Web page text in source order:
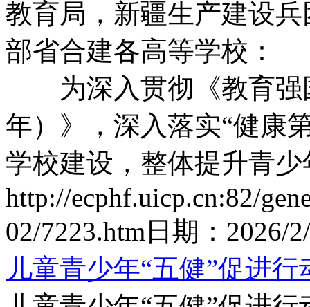
教育局，新疆生产建设
部省合建各高等学校：
为深入贯彻《教育强
年）》，深入落实“健康
学校建设，整体提升青
http://ecphf.uicp.cn:82/
02/7223.htm 日期： 2026/
儿童青少年“五健”促进